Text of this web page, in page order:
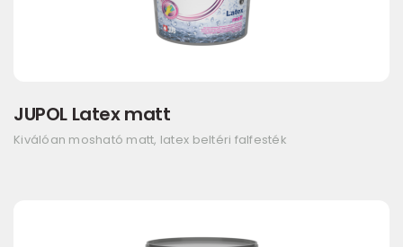
JUPOL Latex matt
Kiválóan mosható matt, latex beltéri falfesték